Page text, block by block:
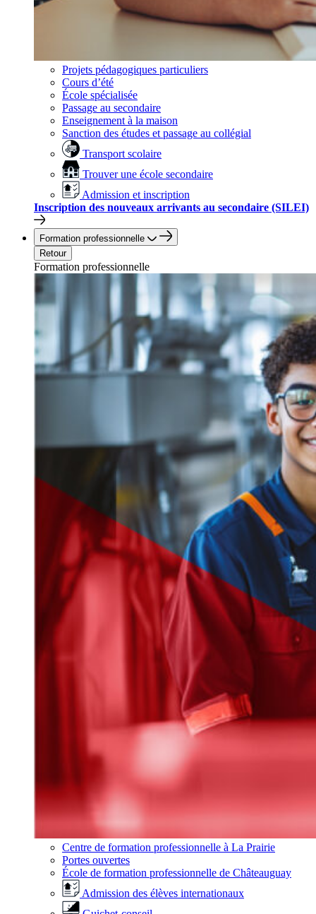
Projets pédagogiques particuliers
Cours d’été
École spécialisée
Passage au secondaire
Enseignement à la maison
Sanction des études et passage au collégial
Transport scolaire
Trouver une école secondaire
Admission et inscription
Inscription des nouveaux arrivants au secondaire (SILEI)
Formation professionnelle
Retour
Formation professionnelle
Centre de formation professionnelle à La Prairie
Portes ouvertes
École de formation professionnelle de Châteauguay
Admission des élèves internationaux